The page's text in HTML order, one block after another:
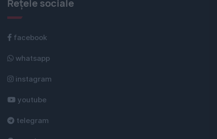
Rețele sociale
facebook
whatsapp
instagram
youtube
telegram